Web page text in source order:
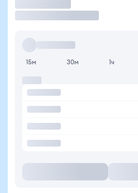
15м 30м 1ч